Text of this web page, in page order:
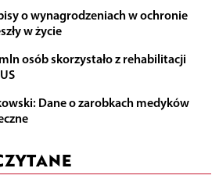
o wynagrodzeniach w ochronie
w życie
osób skorzystało z rehabilitacji
Dane o zarobkach medyków